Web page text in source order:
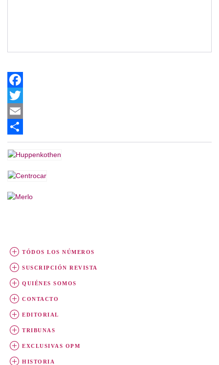
Facebook
Twitter
Email
Share
TÓDOS LOS NÚMEROS
SUSCRIPCIÓN REVISTA
QUIÉNES SOMOS
CONTACTO
EDITORIAL
TRIBUNAS
EXCLUSIVAS OPM
HISTORIA